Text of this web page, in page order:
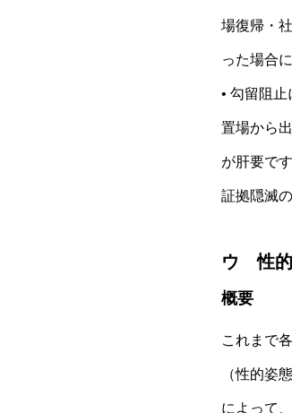
場復帰・
った場合
• 勾留阻
置場から
が肝要で
証拠隠滅
ウ 性的
概要
これまで
（性的姿
によって